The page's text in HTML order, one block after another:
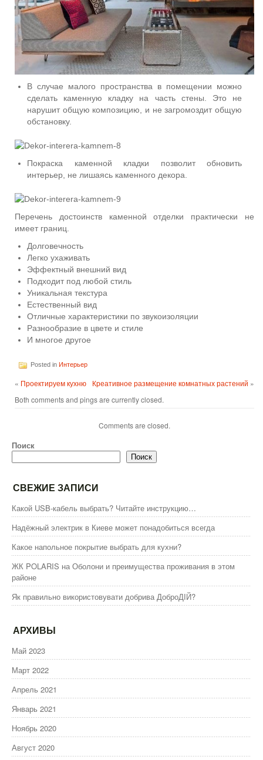
В случае малого пространства в помещении можно
сделать каменную кладку на часть стены. Это не
нарушит общую композицию, и не загромоздит общую
обстановку.
Покраска каменной кладки позволит обновить
интерьер, не лишаясь каменного декора.
Перечень достоинств каменной отделки практически не
имеет границ.
Долговечность
Легко ухаживать
Эффектный внешний вид
Подходит под любой стиль
Уникальная текстура
Естественный вид
Отличные характеристики по звукоизоляции
Разнообразие в цвете и стиле
И многое другое
Posted in Интерьер
« Проектируем кухню Креативное размещение комнатных растений »
Both comments and pings are currently closed.
Comments are closed.
Поиск
Поиск
СВЕЖИЕ ЗАПИСИ
Какой USB-кабель выбрать? Читайте инструкцию…
Надёжный электрик в Киеве может понадобиться всегда
Какое напольное покрытие выбрать для кухни?
ЖК POLARIS на Оболони и преимущества проживания в этом
районе
Як правильно використовувати добрива ДоброДІЙ?
АРХИВЫ
Май 2023
Март 2022
Апрель 2021
Январь 2021
Ноябрь 2020
Август 2020